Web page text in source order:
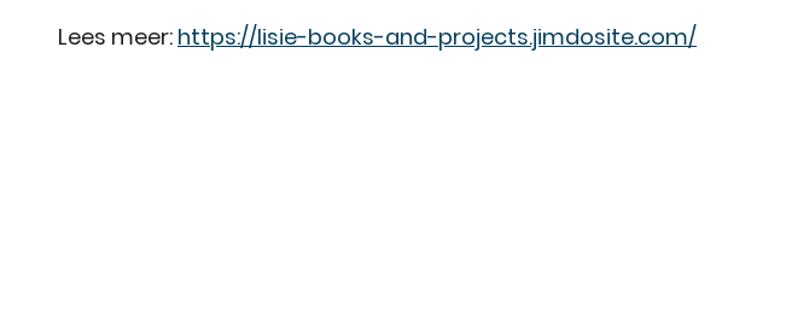
Lees meer: https://lisie-books-and-projects.jimdosite.com/